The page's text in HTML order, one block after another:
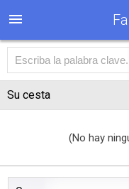
Su cesta
(No hay